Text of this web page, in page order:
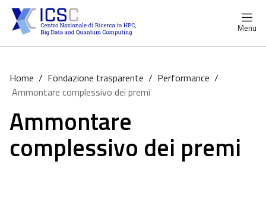
Menu
Home / Fondazione trasparente / Performance /
Ammontare complessivo dei premi
Ammontare
complessivo dei premi